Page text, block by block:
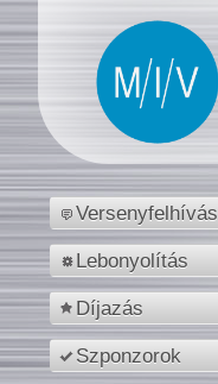
Versenyfelhívás
Lebonyolítás
Díjazás
Szponzorok